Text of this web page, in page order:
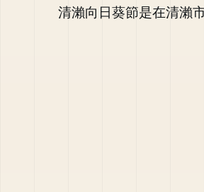
清瀨向日葵節是在清瀨